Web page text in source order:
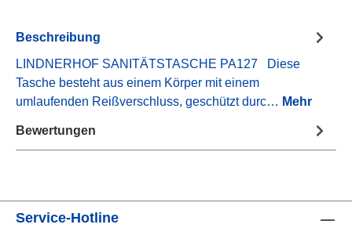
Beschreibung
LINDNERHOF SANITÄTSTASCHE PA127 Diese
Tasche besteht aus einem Körper mit einem
umlaufenden Reißverschluss, geschützt durc… Mehr
Bewertungen
Service-Hotline